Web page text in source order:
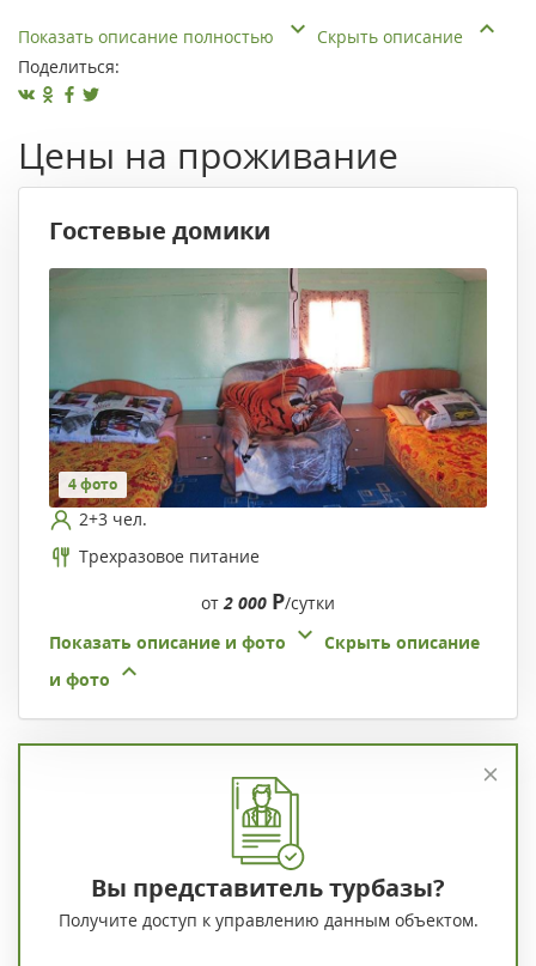
Показать описание полностью
Скрыть описание
Поделиться:
Цены на проживание
Гостевые домики
4 фото
2+3 чел.
Трехразовое питание
от 2 000 Р/сутки
Показать описание и фото
Скрыть описание
и фото
Вы представитель турбазы?
Получите доступ к управлению данным объектом.